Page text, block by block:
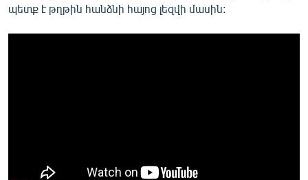
պետք է թղթին հանձնի հայոց լեզվի մասին: